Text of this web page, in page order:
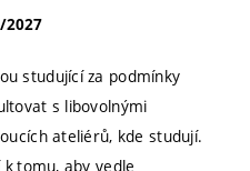
2027
studující za podmínky
s libovolnými
ateliérů, kde studují.
tomu, aby vedle